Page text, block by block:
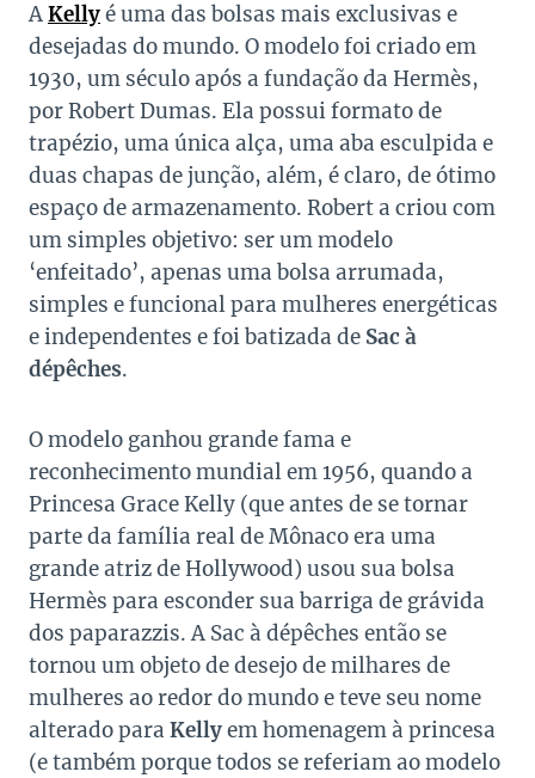
AKellyé uma das bolsas mais exclusivas e
desejadas do mundo. O modelo foi criado em
1930, um século após a fundação da Hermès,
por Robert Dumas. Ela possui formato de
trapézio, uma única alça, uma aba esculpida e
duas chapas de junção, além, é claro, de ótimo
espaço de armazenamento. Robert a criou com
um simples objetivo: ser um modelo
‘enfeitado’, apenas uma bolsa arrumada,
simples e funcional para mulheres energéticas
e independentes e foi batizada de Sac à
dépêches.
O modelo ganhou grande fama e
reconhecimento mundial em 1956, quando a
Princesa Grace Kelly (que antes de se tornar
parte da família real de Mônaco era uma
grande atriz de Hollywood) usou sua bolsa
Hermès para esconder sua barriga de grávida
dos paparazzis. A Sac à dépêches então se
tornou um objeto de desejo de milhares de
mulheres ao redor do mundo e teve seu nome
alterado para Kellyem homenagem à princesa
(e também porque todos se referiam ao modelo